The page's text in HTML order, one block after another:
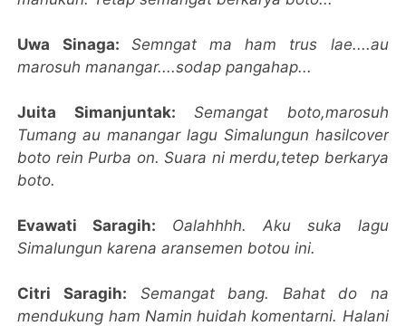
Uwa Sinaga: Semngat ma ham trus lae....au
marosuh manangar....sodap pangahap...
Juita Simanjuntak: Semangat boto,marosuh
Tumang au manangar lagu Simalungun hasilcover
boto rein Purba on. Suara ni merdu,tetep berkarya
boto.
Evawati Saragih: Oalahhhh. Aku suka lagu
Simalungun karena aransemen botou ini.
Citri Saragih: Semangat bang. Bahat do na
mendukung ham Namin huidah komentarni. Halani